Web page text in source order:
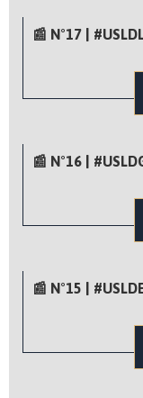
📰 N°17 |
📰 N°16 |
📰 N°15 |